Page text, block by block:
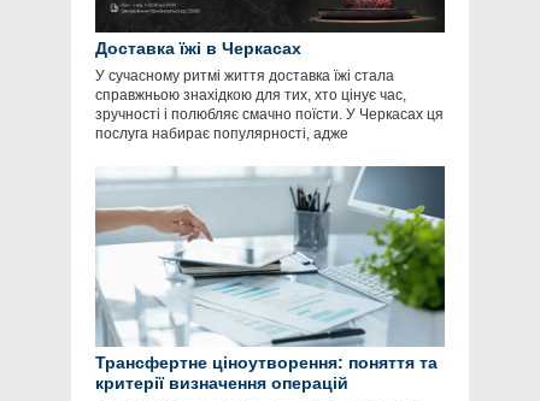
Доставка їжі в Черкасах
У сучасному ритмі життя доставка їжі стала
справжньою знахідкою для тих, хто цінує час,
зручності і полюбляє смачно поїсти. У Черкасах ця
послуга набирає популярності, адже
Трансфертне ціноутворення: поняття та
критерії визначення операцій